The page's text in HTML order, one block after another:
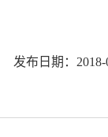
发布日期：2018-